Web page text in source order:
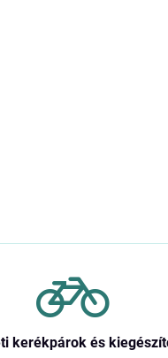
kerékpárok és